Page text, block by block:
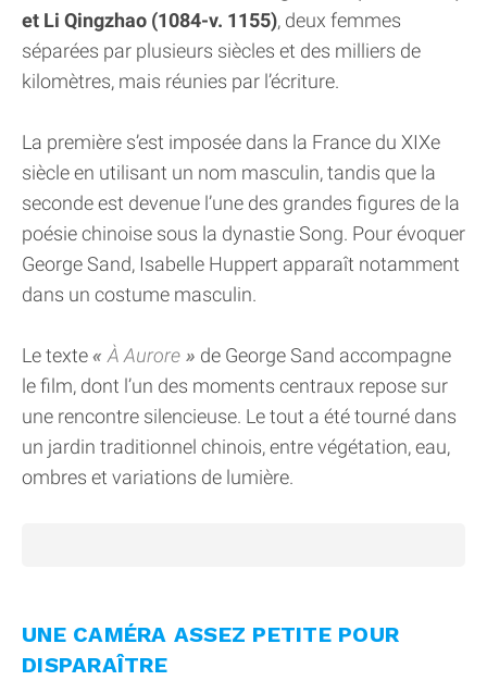
et Li Qingzhao (1084-v. 1155), deux femmes
séparées par plusieurs siècles et des milliers de
kilomètres, mais réunies par l’écriture.
La première s’est imposée dans la France du XIXe
siècle en utilisant un nom masculin, tandis que la
seconde est devenue l’une des grandes figures de la
poésie chinoise sous la dynastie Song. Pour évoquer
George Sand, Isabelle Huppert apparaît notamment
dans un costume masculin.
Le texte À Aurore
de George Sand accompagne
le film, dont l’un des moments centraux repose sur
une rencontre silencieuse. Le tout a été tourné dans
un jardin traditionnel chinois, entre végétation, eau,
ombres et variations de lumière.
UNE CAMÉRA ASSEZ PETITE POUR
DISPARAÎTRE